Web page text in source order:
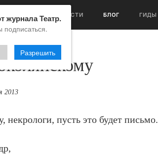
НОВОСТИ БЛОГ ГИДЫ
2013
некрологи, пусть это будет письмо.
журнала Театр.
Разрешить